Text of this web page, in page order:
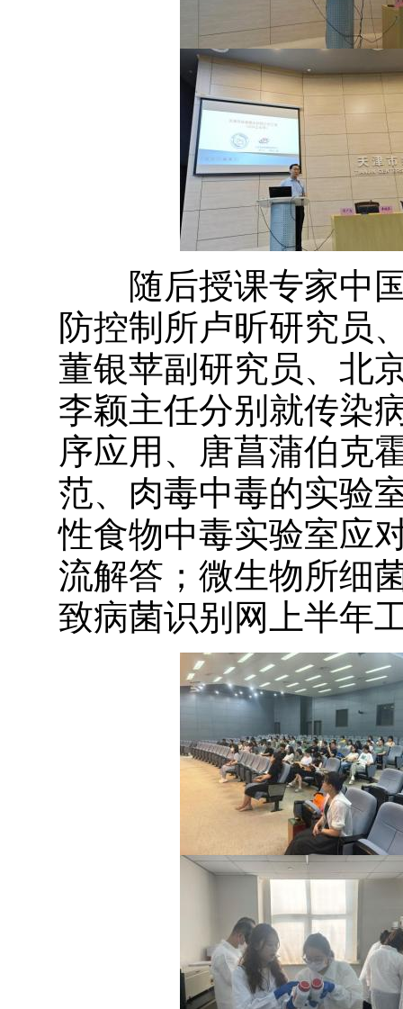
随后授课专家中国
防控制所卢昕研究员
董银苹副研究员、北
李颖主任分别就传染
序应用、唐菖蒲伯克
范、肉毒中毒的实验
性食物中毒实验室应
流解答；微生物所细
致病菌识别网上半年